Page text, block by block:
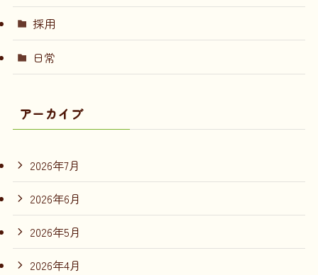
採用
日常
アーカイブ
2026年7月
2026年6月
2026年5月
2026年4月